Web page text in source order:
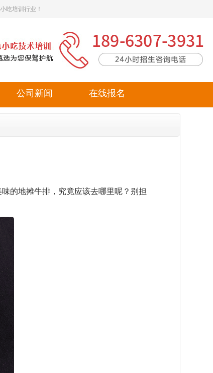
吃培训行业！
公司新闻 在线报名
的地摊牛排，究竟应该去哪里呢？别担